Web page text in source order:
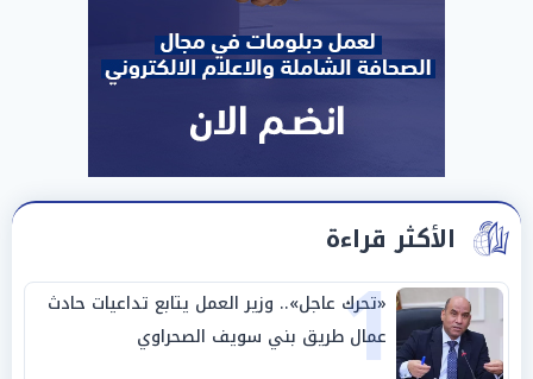
الأكثر قراءة
1
«تحرك عاجل».. وزير العمل يتابع تداعيات حادث
عمال طريق بني سويف الصحراوي